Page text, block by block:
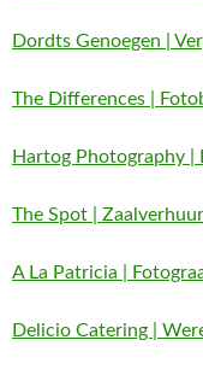
Dordts Genoegen |
The Differences |
Hartog Photography
The Spot | Zaalverhuur
A La Patricia |
Delicio Catering |